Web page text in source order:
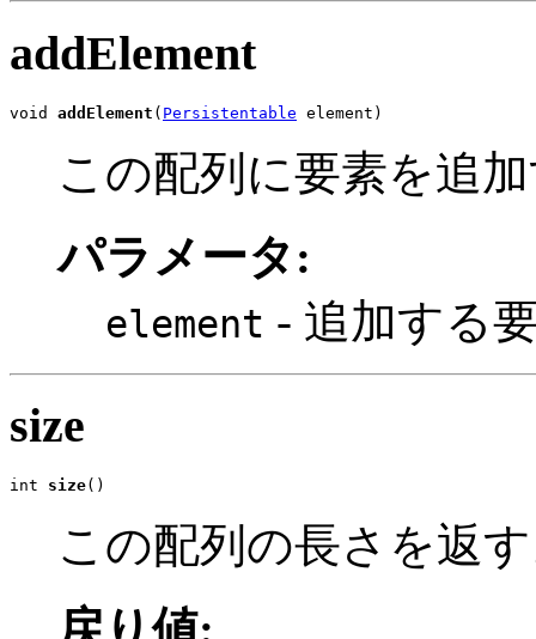
addElement
void addElement ( Persistentable element)
この配列に要素を追
パラメータ:
element - 追加する
size
int size()
この配列の長さを返